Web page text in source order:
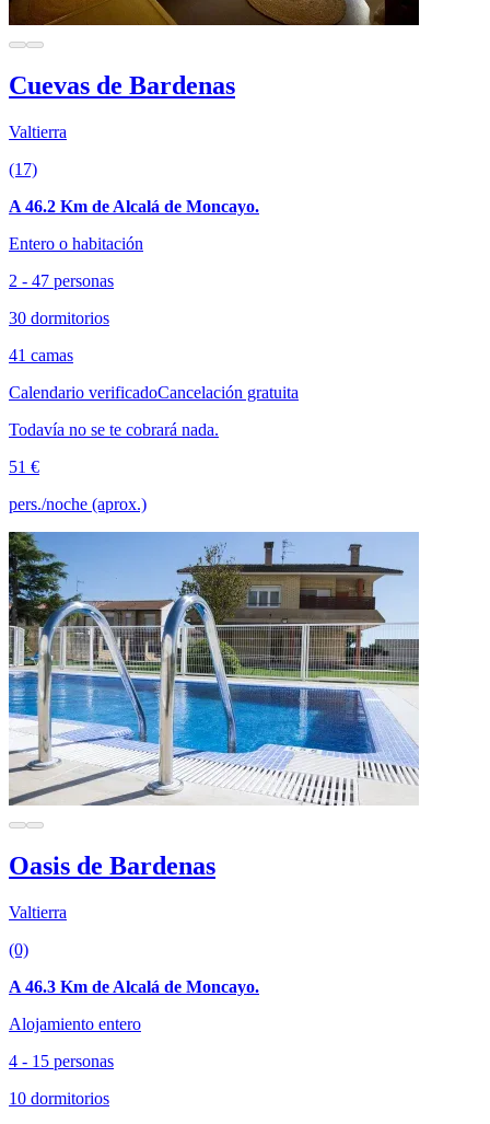
Cuevas de Bardenas
Valtierra
(17)
A 46.2 Km de Alcalá de Moncayo.
Entero o habitación
2 - 47 personas
30 dormitorios
41 camas
Calendario verificadoCancelación gratuita
Todavía no se te cobrará nada.
51 €
pers./noche (aprox.)
Oasis de Bardenas
Valtierra
(0)
A 46.3 Km de Alcalá de Moncayo.
Alojamiento entero
4 - 15 personas
10 dormitorios